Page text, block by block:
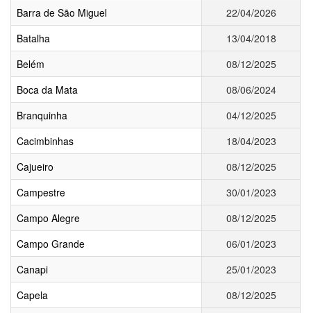
Barra de São Miguel
22/04/2026
Batalha
13/04/2018
Belém
08/12/2025
Boca da Mata
08/06/2024
Branquinha
04/12/2025
Cacimbinhas
18/04/2023
Cajueiro
08/12/2025
Campestre
30/01/2023
Campo Alegre
08/12/2025
Campo Grande
06/01/2023
Canapi
25/01/2023
Capela
08/12/2025